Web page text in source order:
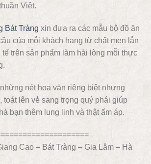
Việt.
Bát Tràng xin đưa ra các mẫu bộ đồ ăn
của mỗi khách hang từ chất men lẫn
trên sản phẩm làm hài lòng mỗi thực
nét hoa văn riêng biệt nhưng
toát lên vẻ sang trọng quý phái giúp
bạn thêm lung linh và thật ấm áp.
Cao – Bát Tràng – Gia Lâm – Hà